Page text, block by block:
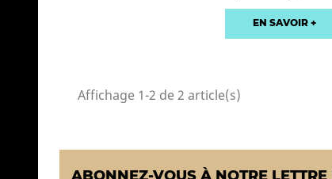
EN SAVOIR +
Affichage 1-2 de 2 article(s)